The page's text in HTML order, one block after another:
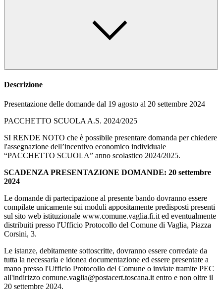
Descrizione
Presentazione delle domande dal 19 agosto al 20 settembre 2024
PACCHETTO SCUOLA A.S. 2024/2025
SI RENDE NOTO che è possibile presentare domanda per chiedere
l'assegnazione dell’incentivo economico individuale
“PACCHETTO SCUOLA” anno scolastico 2024/2025.
SCADENZA PRESENTAZIONE DOMANDE: 20 settembre
2024
Le domande di partecipazione al presente bando dovranno essere
compilate unicamente sui moduli appositamente predisposti presenti
sul sito web istituzionale www.comune.vaglia.fi.it ed eventualmente
distribuiti presso l'Ufficio Protocollo del Comune di Vaglia, Piazza
Corsini, 3.
Le istanze, debitamente sottoscritte, dovranno essere corredate da
tutta la necessaria e idonea documentazione ed essere presentate a
mano presso l'Ufficio Protocollo del Comune o inviate tramite PEC
all'indirizzo comune.vaglia@postacert.toscana.it entro e non oltre il
20 settembre 2024.